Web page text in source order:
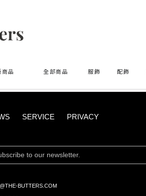
商品 全部商品 服飾 配飾
【JINART】奶油家族公仔盲盒(全套6款)
SERVICE PRIVACY
BUTTERS.COM